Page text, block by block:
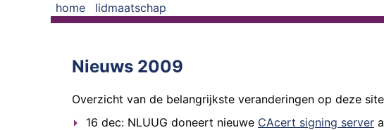
home lidmaatschap
Nieuws 2009
Overzicht van de belangrijkste veranderingen op deze
16 dec: NLUUG doneert nieuwe CAcert signing server